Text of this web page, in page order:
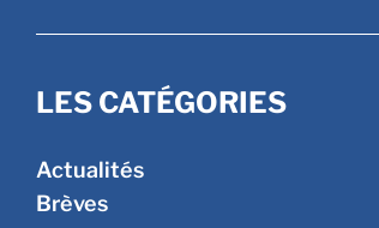
LES CATÉGORIES
Actualités
Brèves